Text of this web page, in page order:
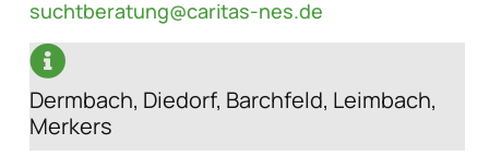
suchtberatung@caritas-nes.de
Dermbach, Diedorf, Barchfeld, Leimbach,
Merkers